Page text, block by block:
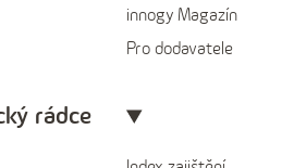
innogy Magazín
Pro dodavatele
rádce